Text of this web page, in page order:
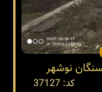
کد: 37127